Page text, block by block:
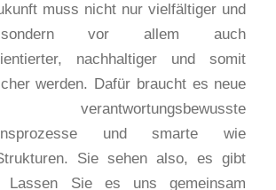
muss nicht nur vielfältiger und
vor allem auch
nachhaltiger und somit
werden. Dafür braucht es neue
und smarte wie
Sie sehen also, es gibt
Sie es uns gemeinsam